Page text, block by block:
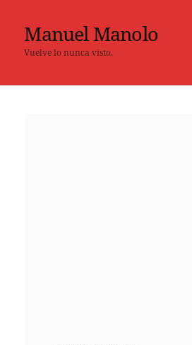
Manuel Manolo
Vuelve lo nunca visto.